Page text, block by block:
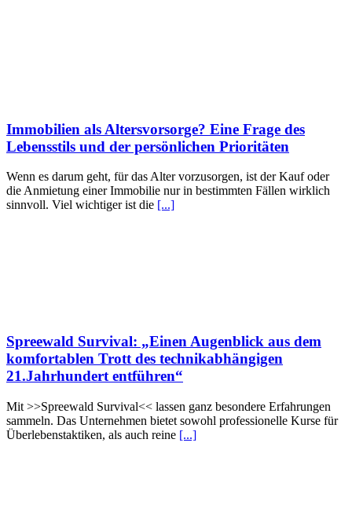
Immobilien als Altersvorsorge? Eine Frage des
Lebensstils und der persönlichen Prioritäten
Wenn es darum geht, für das Alter vorzusorgen, ist der Kauf oder
die Anmietung einer Immobilie nur in bestimmten Fällen wirklich
sinnvoll. Viel wichtiger ist die [...]
Spreewald Survival: „Einen Augenblick aus dem
komfortablen Trott des technikabhängigen
21.Jahrhundert entführen“
Mit >>Spreewald Survival<< lassen ganz besondere Erfahrungen
sammeln. Das Unternehmen bietet sowohl professionelle Kurse für
Überlebenstaktiken, als auch reine [...]